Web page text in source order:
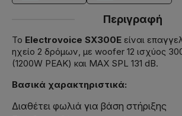
Περιγραφή
Το Electrovoice SX300E είναι
ηχείο 2 δρόμων, με woofer 12 ισχύος
(1200W PEAK) και MAX SPL 131 dB.
Βασικά χαρακτηριστικά:
Διαθέτει φωλιά για βάση στήριξης